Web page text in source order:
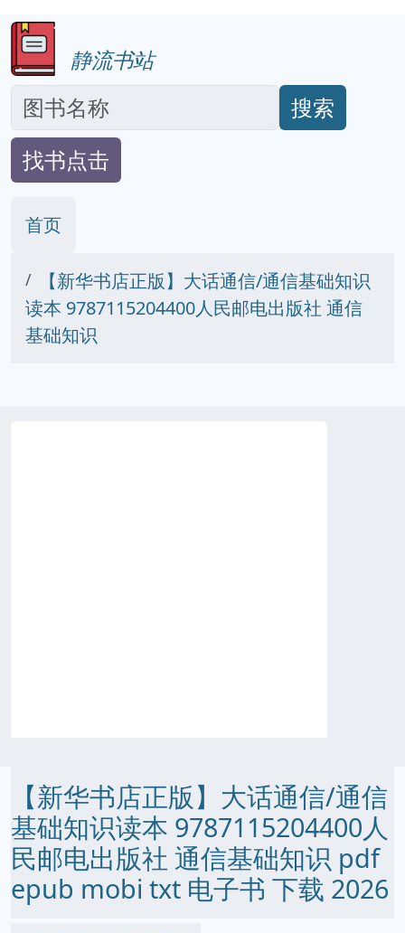
静流书站
搜索
找书点击
首页
【新华书店正版】大话通信/通信基础知识
读本 9787115204400人民邮电出版社 通信
基础知识
【新华书店正版】大话通信/通信
基础知识读本 9787115204400人
民邮电出版社 通信基础知识 pdf
epub mobi txt 电子书 下载 2026